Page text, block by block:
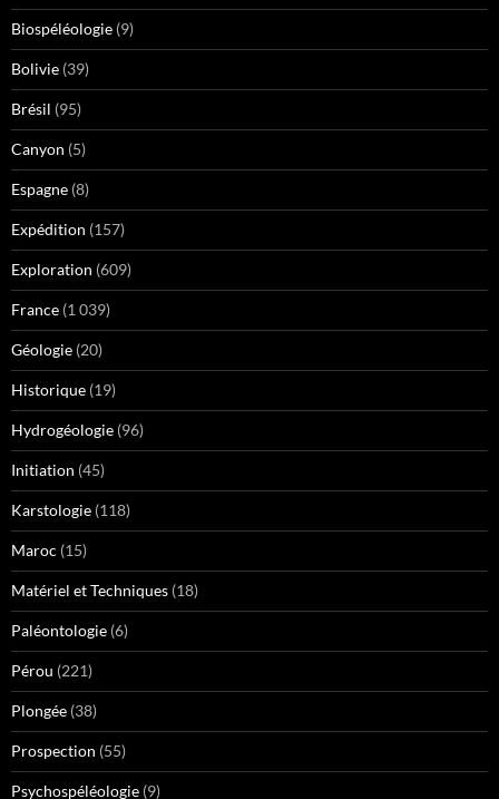
Biospéléologie (9)
Bolivie (39)
Brésil (95)
Canyon (5)
Espagne (8)
Expédition (157)
Exploration (609)
France (1 039)
Géologie (20)
Historique (19)
Hydrogéologie (96)
Initiation (45)
Karstologie (118)
Maroc (15)
Matériel et Techniques (18)
Paléontologie (6)
Pérou (221)
Plongée (38)
Prospection (55)
Psychospéléologie (9)